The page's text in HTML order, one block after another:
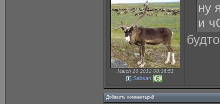
March 20 2012 08:36:51
Sabsan
ну
и
Добавить комментарий